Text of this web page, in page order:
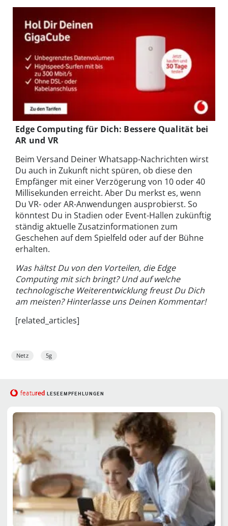
Edge Computing für Dich: Bessere Qualität bei
AR und VR
Beim Versand Deiner Whatsapp-Nachrichten wirst
Du auch in Zukunft nicht spüren, ob diese den
Empfänger mit einer Verzögerung von 10 oder 40
Millisekunden erreicht. Aber Du merkst es, wenn
Du VR- oder AR-Anwendungen ausprobierst. So
könntest Du in Stadien oder Event-Hallen zukünftig
ständig aktuelle Zusatzinformationen zum
Geschehen auf dem Spielfeld oder auf der Bühne
erhalten.
Was hältst Du von den Vorteilen, die Edge
Computing mit sich bringt? Und auf welche
technologische Weiterentwicklung freust Du Dich
am meisten? Hinterlasse uns Deinen Kommentar!
[related_articles]
Netz 5g
featured LESEEMPFEHLUNGEN